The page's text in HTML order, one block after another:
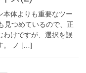
本体よりも重要なツー
見つめているので、正
わけですが、選択を誤
。 ノ […]